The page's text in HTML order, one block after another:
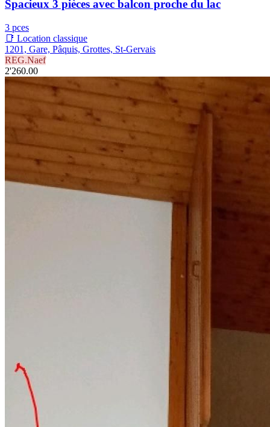
Spacieux 3 pièces avec balcon proche du lac
3 pces
📑 Location classique
1201, Gare, Pâquis, Grottes, St-Gervais
REG.Naef
2'260.00